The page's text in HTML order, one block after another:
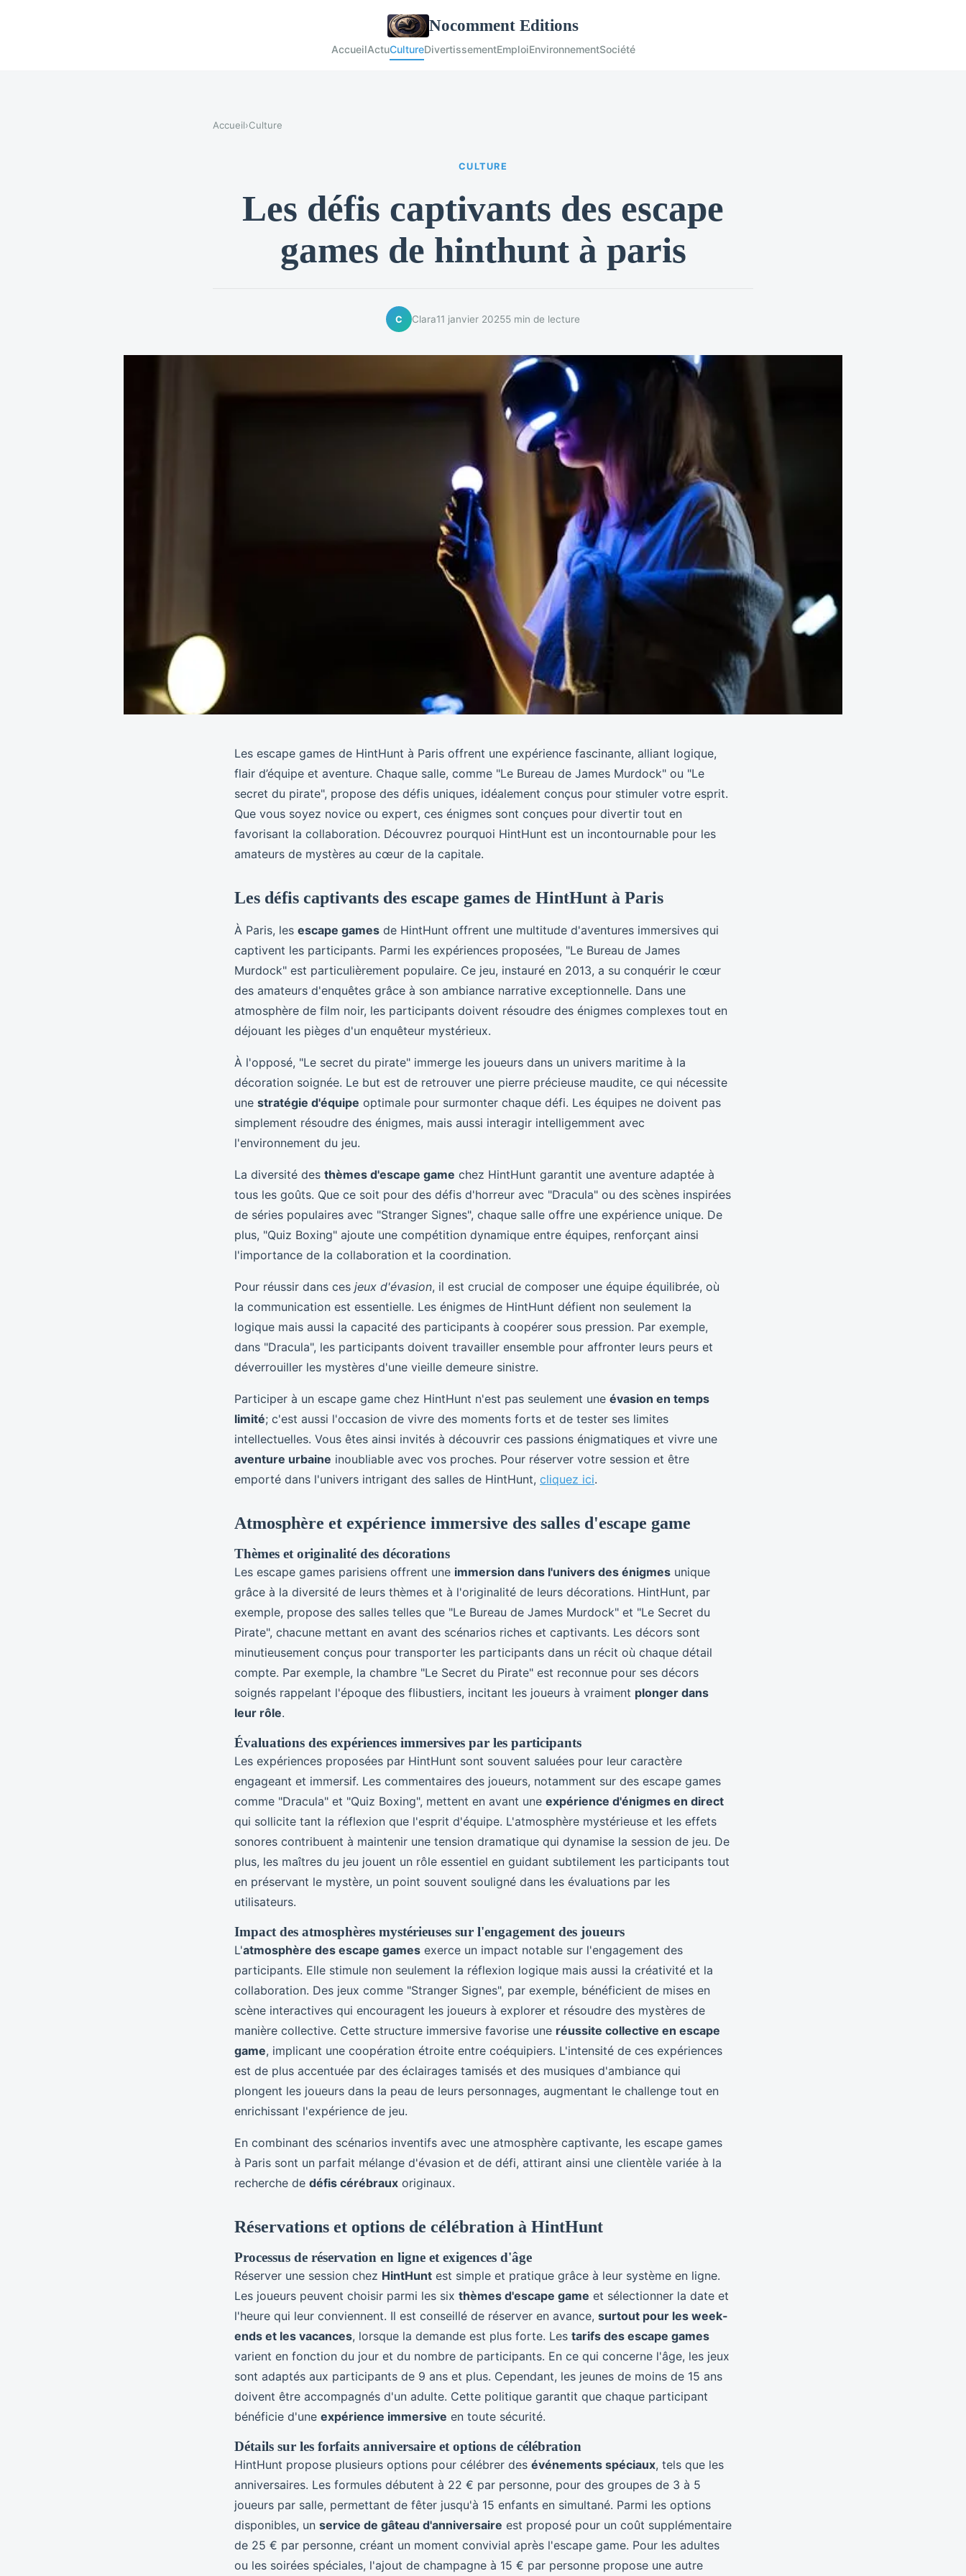
Nocomment Editions
AccueilActuCultureDivertissementEmploiEnvironnementSociété
Accueil›Culture
CULTURE
Les défis captivants des escape
games de hinthunt à paris
C Clara11 janvier 20255 min de lecture
Les escape games de HintHunt à Paris offrent une expérience fascinante, alliant logique,
flair d’équipe et aventure. Chaque salle, comme "Le Bureau de James Murdock" ou "Le
secret du pirate", propose des défis uniques, idéalement conçus pour stimuler votre esprit.
Que vous soyez novice ou expert, ces énigmes sont conçues pour divertir tout en
favorisant la collaboration. Découvrez pourquoi HintHunt est un incontournable pour les
amateurs de mystères au cœur de la capitale.
Les défis captivants des escape games de HintHunt à Paris
À Paris, les escape games de HintHunt offrent une multitude d'aventures immersives qui
captivent les participants. Parmi les expériences proposées, "Le Bureau de James
Murdock" est particulièrement populaire. Ce jeu, instauré en 2013, a su conquérir le cœur
des amateurs d'enquêtes grâce à son ambiance narrative exceptionnelle. Dans une
atmosphère de film noir, les participants doivent résoudre des énigmes complexes tout en
déjouant les pièges d'un enquêteur mystérieux.
À l'opposé, "Le secret du pirate" immerge les joueurs dans un univers maritime à la
décoration soignée. Le but est de retrouver une pierre précieuse maudite, ce qui nécessite
une stratégie d'équipe optimale pour surmonter chaque défi. Les équipes ne doivent pas
simplement résoudre des énigmes, mais aussi interagir intelligemment avec
l'environnement du jeu.
La diversité des thèmes d'escape game chez HintHunt garantit une aventure adaptée à
tous les goûts. Que ce soit pour des défis d'horreur avec "Dracula" ou des scènes inspirées
de séries populaires avec "Stranger Signes", chaque salle offre une expérience unique. De
plus, "Quiz Boxing" ajoute une compétition dynamique entre équipes, renforçant ainsi
l'importance de la collaboration et la coordination.
Pour réussir dans ces jeux d'évasion, il est crucial de composer une équipe équilibrée, où
la communication est essentielle. Les énigmes de HintHunt défient non seulement la
logique mais aussi la capacité des participants à coopérer sous pression. Par exemple,
dans "Dracula", les participants doivent travailler ensemble pour affronter leurs peurs et
déverrouiller les mystères d'une vieille demeure sinistre.
Participer à un escape game chez HintHunt n'est pas seulement une évasion en temps
limité; c'est aussi l'occasion de vivre des moments forts et de tester ses limites
intellectuelles. Vous êtes ainsi invités à découvrir ces passions énigmatiques et vivre une
aventure urbaine inoubliable avec vos proches. Pour réserver votre session et être
emporté dans l'univers intrigant des salles de HintHunt, cliquez ici.
Atmosphère et expérience immersive des salles d'escape game
Thèmes et originalité des décorations
Les escape games parisiens offrent une immersion dans l'univers des énigmes unique
grâce à la diversité de leurs thèmes et à l'originalité de leurs décorations. HintHunt, par
exemple, propose des salles telles que "Le Bureau de James Murdock" et "Le Secret du
Pirate", chacune mettant en avant des scénarios riches et captivants. Les décors sont
minutieusement conçus pour transporter les participants dans un récit où chaque détail
compte. Par exemple, la chambre "Le Secret du Pirate" est reconnue pour ses décors
soignés rappelant l'époque des flibustiers, incitant les joueurs à vraiment plonger dans
leur rôle.
Évaluations des expériences immersives par les participants
Les expériences proposées par HintHunt sont souvent saluées pour leur caractère
engageant et immersif. Les commentaires des joueurs, notamment sur des escape games
comme "Dracula" et "Quiz Boxing", mettent en avant une expérience d'énigmes en direct
qui sollicite tant la réflexion que l'esprit d'équipe. L'atmosphère mystérieuse et les effets
sonores contribuent à maintenir une tension dramatique qui dynamise la session de jeu. De
plus, les maîtres du jeu jouent un rôle essentiel en guidant subtilement les participants tout
en préservant le mystère, un point souvent souligné dans les évaluations par les
utilisateurs.
Impact des atmosphères mystérieuses sur l'engagement des joueurs
L'atmosphère des escape games exerce un impact notable sur l'engagement des
participants. Elle stimule non seulement la réflexion logique mais aussi la créativité et la
collaboration. Des jeux comme "Stranger Signes", par exemple, bénéficient de mises en
scène interactives qui encouragent les joueurs à explorer et résoudre des mystères de
manière collective. Cette structure immersive favorise une réussite collective en escape
game, implicant une coopération étroite entre coéquipiers. L'intensité de ces expériences
est de plus accentuée par des éclairages tamisés et des musiques d'ambiance qui
plongent les joueurs dans la peau de leurs personnages, augmentant le challenge tout en
enrichissant l'expérience de jeu.
En combinant des scénarios inventifs avec une atmosphère captivante, les escape games
à Paris sont un parfait mélange d'évasion et de défi, attirant ainsi une clientèle variée à la
recherche de défis cérébraux originaux.
Réservations et options de célébration à HintHunt
Processus de réservation en ligne et exigences d'âge
Réserver une session chez HintHunt est simple et pratique grâce à leur système en ligne.
Les joueurs peuvent choisir parmi les six thèmes d'escape game et sélectionner la date et
l'heure qui leur conviennent. Il est conseillé de réserver en avance, surtout pour les week-
ends et les vacances, lorsque la demande est plus forte. Les tarifs des escape games
varient en fonction du jour et du nombre de participants. En ce qui concerne l'âge, les jeux
sont adaptés aux participants de 9 ans et plus. Cependant, les jeunes de moins de 15 ans
doivent être accompagnés d'un adulte. Cette politique garantit que chaque participant
bénéficie d'une expérience immersive en toute sécurité.
Détails sur les forfaits anniversaire et options de célébration
HintHunt propose plusieurs options pour célébrer des événements spéciaux, tels que les
anniversaires. Les formules débutent à 22 € par personne, pour des groupes de 3 à 5
joueurs par salle, permettant de fêter jusqu'à 15 enfants en simultané. Parmi les options
disponibles, un service de gâteau d'anniversaire est proposé pour un coût supplémentaire
de 25 € par personne, créant un moment convivial après l'escape game. Pour les adultes
ou les soirées spéciales, l'ajout de champagne à 15 € par personne propose une autre